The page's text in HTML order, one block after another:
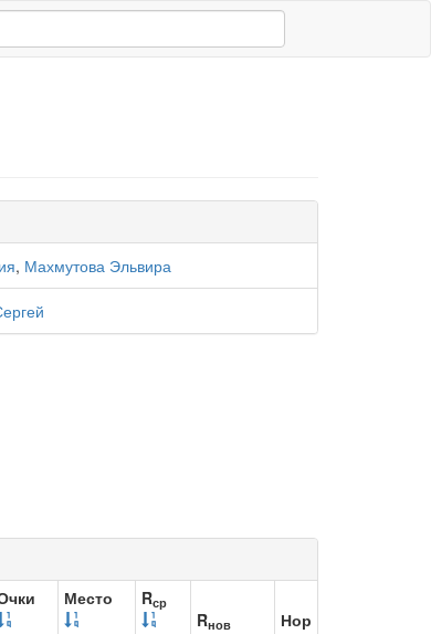
, Махмутова Эльвира
Место Rср
Rнов
Нор